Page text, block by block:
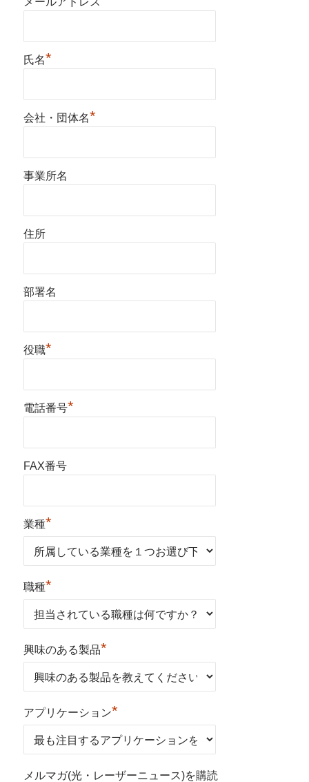
氏名*
会社・団体名*
事業所名
住所
部署名
役職*
電話番号*
FAX番号
業種*
職種*
興味のある製品*
アプリケーション*
メルマガ(光・レーザーニュース)を購読